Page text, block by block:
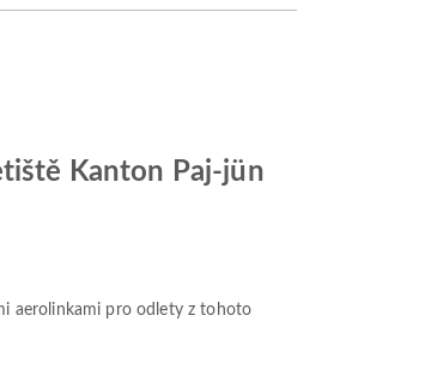
Kanton Paj-jün
aerolinkami pro odlety z tohoto